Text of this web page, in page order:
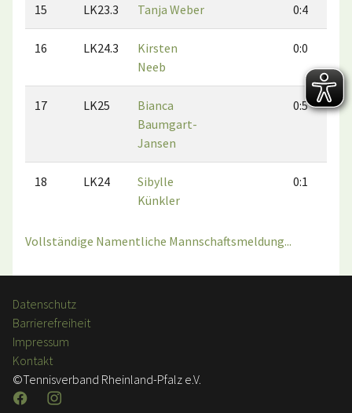
15 LK23.3 Tanja Weber 0:4
16 LK24.3
Kirsten
Neeb
0:0
17 LK25
Bianca
Baumgart-
Jansen
0:5
18 LK24
Sibylle
Künkler
0:1
Vollständige Namentliche Mannschaftsmeldung...
Datenschutz
Barrierefreiheit
Impressum
Kontakt
©Tennisverband Rheinland-Pfalz e.V.